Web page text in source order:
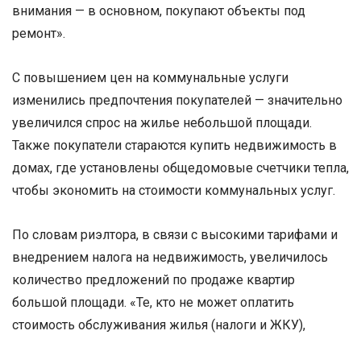
внимания — в основном, покупают объекты под
ремонт».
С повышением цен на коммунальные услуги
изменились предпочтения покупателей — значительно
увеличился спрос на жилье небольшой площади.
Также покупатели стараются купить недвижимость в
домах, где установлены общедомовые счетчики тепла,
чтобы экономить на стоимости коммунальных услуг.
По словам риэлтора, в связи с высокими тарифами и
внедрением налога на недвижимость, увеличилось
количество предложений по продаже квартир
большой площади. «Те, кто не может оплатить
стоимость обслуживания жилья (налоги и ЖКУ),